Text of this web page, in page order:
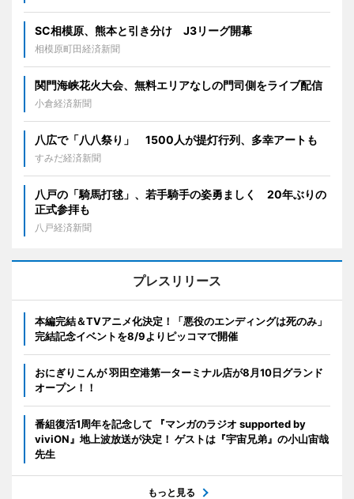
SC相模原、熊本と引き分け J3リーグ開幕
相模原町田経済新聞
関門海峡花火大会、無料エリアなしの門司側をライブ配信
小倉経済新聞
八広で「八八祭り」 1500人が提灯行列、多幸アートも
すみだ経済新聞
八戸の「騎馬打毬」、若手騎手の姿勇ましく 20年ぶりの
正式参拝も
八戸経済新聞
プレスリリース
本編完結＆TVアニメ化決定！「悪役のエンディングは死のみ」
完結記念イベントを8/9よりピッコマで開催
おにぎりこんが 羽田空港第一ターミナル店が8月10日グランド
オープン！！
番組復活1周年を記念して 『マンガのラジオ supported by
viviON』地上波放送が決定！ ゲストは『宇宙兄弟』の小山宙哉
先生
もっと見る